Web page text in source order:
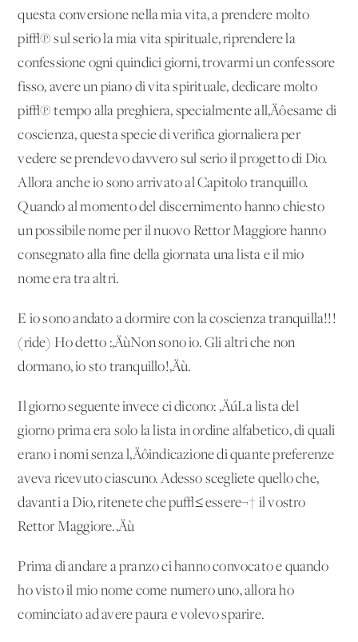
questa conversione nella mia vita, a prendere molto
pi√π sul serio la mia vita spirituale, riprendere la
confessione ogni quindici giorni, trovarmi un confessore
fisso, avere un piano di vita spirituale, dedicare molto
pi√π tempo alla preghiera, specialmente all‚Äôesame di
coscienza, questa specie di verifica giornaliera per
vedere se prendevo davvero sul serio il progetto di Dio.
Allora anche io sono arrivato al Capitolo tranquillo.
Quando al momento del discernimento hanno chiesto
un possibile nome per il nuovo Rettor Maggiore hanno
consegnato alla fine della giornata una lista e il mio
nome era tra altri.
E io sono andato a dormire con la coscienza tranquilla!!!
(ride) Ho detto :‚ÄùNon sono io. Gli altri che non
dormano, io sto tranquillo!‚Äù.
Il giorno seguente invece ci dicono: ‚ÄúLa lista del
giorno prima era solo la lista in ordine alfabetico, di quali
erano i nomi senza l‚Äôindicazione di quante preferenze
aveva ricevuto ciascuno. Adesso scegliete quello che,
davanti a Dio, ritenete che pu√≤ essere¬† il vostro
Rettor Maggiore.‚Äù
Prima di andare a pranzo ci hanno convocato e quando
ho visto il mio nome come numero uno, allora ho
cominciato ad avere paura e volevo sparire.